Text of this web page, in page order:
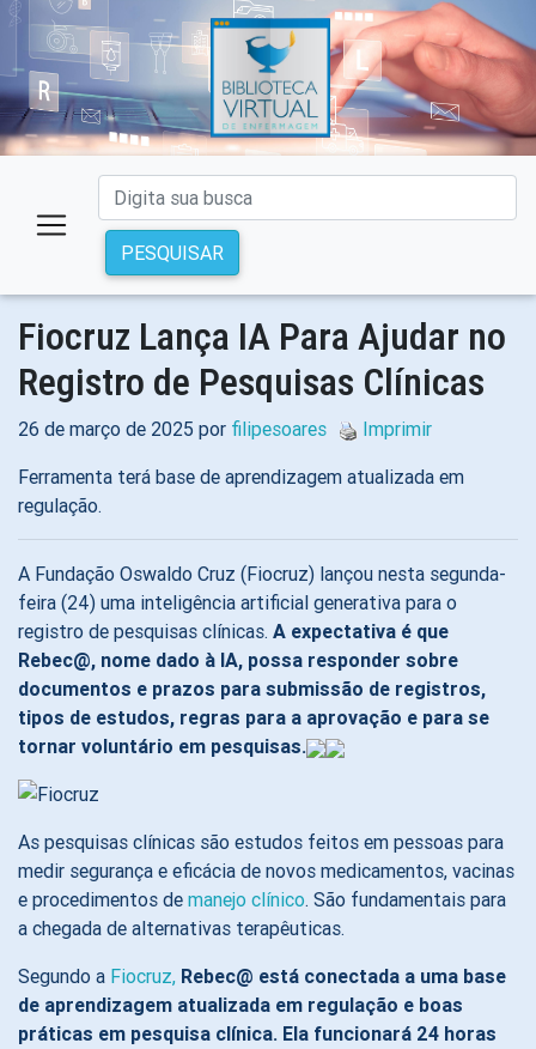
PESQUISAR
Fiocruz Lança IA Para Ajudar no
Registro de Pesquisas Clínicas
26 de março de 2025 por filipesoares
Imprimir
Ferramenta terá base de aprendizagem atualizada em
regulação.
A Fundação Oswaldo Cruz (Fiocruz) lançou nesta segunda-
feira (24) uma inteligência artificial generativa para o
registro de pesquisas clínicas. A expectativa é que
Rebec@, nome dado à IA, possa responder sobre
documentos e prazos para submissão de registros,
tipos de estudos, regras para a aprovação e para se
tornar voluntário em pesquisas.
As pesquisas clínicas são estudos feitos em pessoas para
medir segurança e eficácia de novos medicamentos, vacinas
e procedimentos de manejo clínico. São fundamentais para
a chegada de alternativas terapêuticas.
Segundo a Fiocruz, Rebec@ está conectada a uma base
de aprendizagem atualizada em regulação e boas
práticas em pesquisa clínica. Ela funcionará 24 horas